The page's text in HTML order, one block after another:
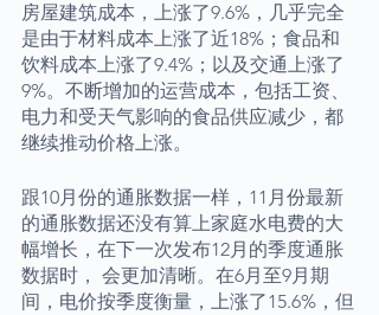
房屋建筑成本，上涨了9.6%，几乎完全
是由于材料成本上涨了近18%；食品和
饮料成本上涨了9.4%；以及交通上涨了
9%。不断增加的运营成本，包括工资、
电力和受天气影响的食品供应减少，都
继续推动价格上涨。
跟10月份的通胀数据一样，11月份最新
的通胀数据还没有算上家庭水电费的大
幅增长，在下一次发布12月的季度通胀
数据时， 会更加清晰。在6月至9月期
间，电价按季度衡量，上涨了15.6%，但